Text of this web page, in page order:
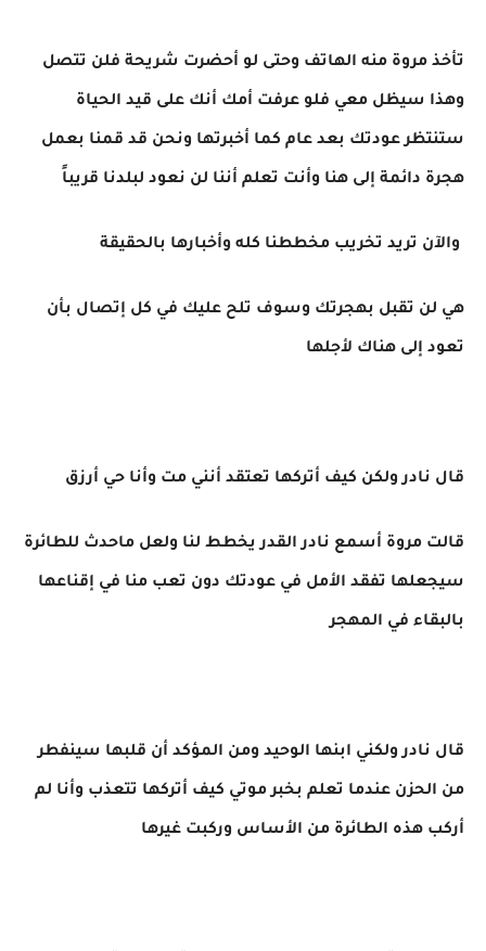
تأخذ مروة منه الهاتف وحتى لو أحضرت شريحة فلن تتصل
وهذا سيظل معي فلو عرفت أمك أنك على قيد الحياة
ستنتظر عودتك بعد عام كما أخبرتها ونحن قد قمنا بعمل
هجرة دائمة إلى هنا وأنت تعلم أننا لن نعود لبلدنا قريباً
والآن تريد تخريب مخططنا كله وأخبارها بالحقيقة
هي لن تقبل بهجرتك وسوف تلح عليك في كل إتصال بأن
تعود إلى هناك لأجلها
قال نادر ولكن كيف أتركها تعتقد أنني مت وأنا حي أرزق
قالت مروة أسمع نادر القدر يخطط لنا ولعل ماحدث للطائرة
سيجعلها تفقد الأمل في عودتك دون تعب منا في إقناعها
بالبقاء في المهجر
قال نادر ولكني ابنها الوحيد ومن المؤكد أن قلبها سينفطر
من الحزن عندما تعلم بخبر موتي كيف أتركها تتعذب وأنا لم
أركب هذه الطائرة من الأساس وركبت غيرها